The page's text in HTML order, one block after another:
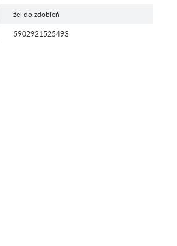
żel do zdobień
5902921525493